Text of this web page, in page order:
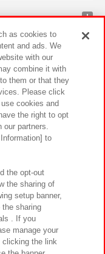
サイトポリシー
リティ方針と検証結果
ご質問・お問い合わせ
as cookies to
and ads. We
with our
combine it with
them or that they
Please click
cookies and
the right to opt
our partners.
to
the opt-out
the sharing of
setup banner,
sharing
. If you
manage your
clicking the link